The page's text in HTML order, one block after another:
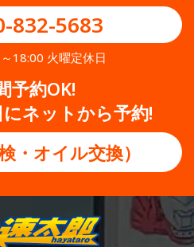
832-5683
18:00 火曜定休日
予約OK!
ネットから予約!
・オイル交換）